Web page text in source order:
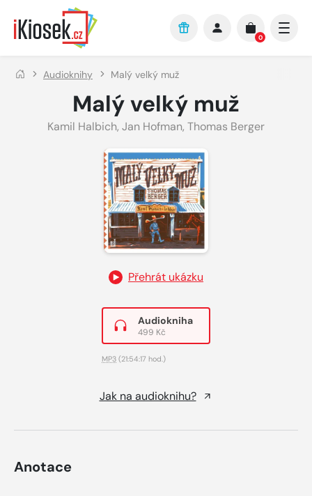
Přejít na hlavní obsah
0
Audioknihy Malý velký muž
Malý velký muž
Kamil Halbich, Jan Hofman, Thomas Berger
Přehrát ukázku
Audiokniha
499 Kč
MP3 (21:54:17 hod.)
Jak na audioknihu?
Anotace